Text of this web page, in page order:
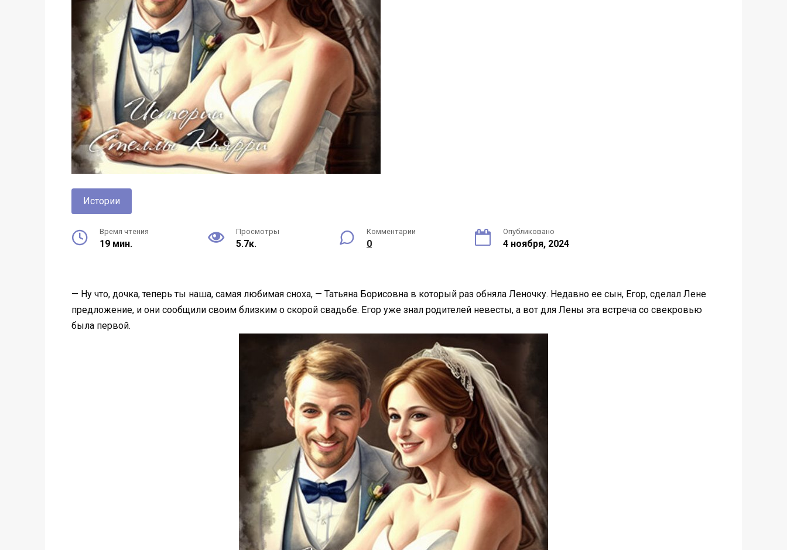
Истории
Время чтения
19 мин.
Просмотры
5.7к.
Комментарии
0
Опубликовано
4 ноября, 2024
— Ну что, дочка, теперь ты наша, самая любимая сноха, — Татьяна Борисовна в который раз обняла Леночку. Недавно ее сын, Егор, сделал Лене
предложение, и они сообщили своим близким о скорой свадьбе. Егор уже знал родителей невесты, а вот для Лены эта встреча со свекровью
была первой.